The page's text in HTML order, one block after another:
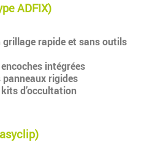
ADFIX)
rapide et sans outils
encoches intégrées
panneaux rigides
kits d’occultation